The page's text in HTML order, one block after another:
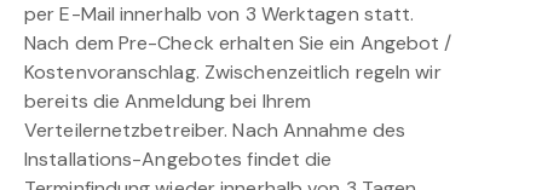
per E-Mail innerhalb von 3 Werktagen statt.
Nach dem Pre-Check erhalten Sie ein Angebot /
Kostenvoranschlag. Zwischenzeitlich regeln wir
bereits die Anmeldung bei Ihrem
Verteilernetzbetreiber. Nach Annahme des
Installations-Angebotes findet die